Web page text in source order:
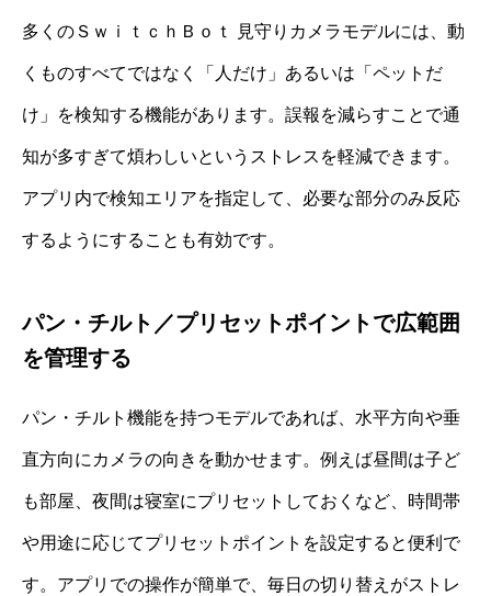
多くのＳｗｉｔｃｈＢｏｔ 見守りカメラモデルには、動
くものすべてではなく「人だけ」あるいは「ペットだ
け」を検知する機能があります。誤報を減らすことで通
知が多すぎて煩わしいというストレスを軽減できます。
アプリ内で検知エリアを指定して、必要な部分のみ反応
するようにすることも有効です。
パン・チルト／プリセットポイントで広範囲
を管理する
パン・チルト機能を持つモデルであれば、水平方向や垂
直方向にカメラの向きを動かせます。例えば昼間は子ど
も部屋、夜間は寝室にプリセットしておくなど、時間帯
や用途に応じてプリセットポイントを設定すると便利で
す。アプリでの操作が簡単で、毎日の切り替えがストレ